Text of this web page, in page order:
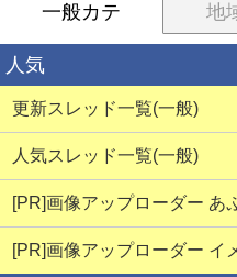
詳しく見る
生オナ配信
一般カテ 地
人気
更新スレッド一覧(一般)
人気スレッド一覧(一般)
[PR]画像アップローダー あ
[PR]画像アップローダー イ